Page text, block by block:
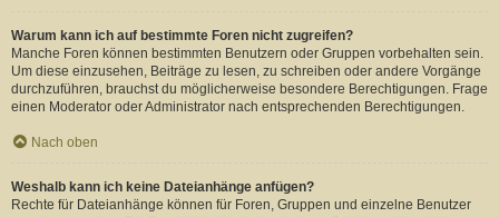
Warum kann ich auf bestimmte Foren nicht zugreifen?
Manche Foren können bestimmten Benutzern oder Gruppen vorbehalten sein.
Um diese einzusehen, Beiträge zu lesen, zu schreiben oder andere Vorgänge
durchzuführen, brauchst du möglicherweise besondere Berechtigungen. Frage
einen Moderator oder Administrator nach entsprechenden Berechtigungen.
Nach oben
Weshalb kann ich keine Dateianhänge anfügen?
Rechte für Dateianhänge können für Foren, Gruppen und einzelne Benutzer